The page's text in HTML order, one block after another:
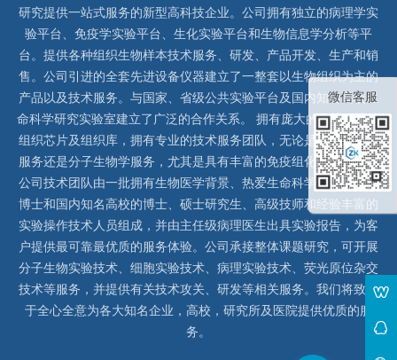
研究提供一站式服务的新型高科技企业。公司拥有独立的病理学实
验平台、免疫学实验平台、生化实验平台和生物信息学分析等平
台。提供各种组织生物样本技术服务、研发、产品开发、生产和销
售。公司引进的全套先进设备仪器建立了一整套以生物组织为主的
产品以及技术服务。与国家、省级公共实验平台及国内知名高校生
命科学研究实验室建立了广泛的合作关系。 拥有庞大的石蜡、冰冻
组织芯片及组织库，拥有专业的技术服务团队，无论是形态病理学
服务还是分子生物学服务，尤其是具有丰富的免疫组化实验经验，
公司技术团队由一批拥有生物医学背景、热爱生命科学研究的留美
博士和国内知名高校的博士、硕士研究生、高级技师和经验丰富的
实验操作技术人员组成，并由主任级病理医生出具实验报告，为客
户提供最可靠最优质的服务体验。公司承接整体课题研究，可开展
分子生物实验技术、细胞实验技术、病理实验技术、荧光原位杂交
技术等服务，并提供有关技术攻关、研发等相关服务。我们将致力
于全心全意为各大知名企业，高校，研究所及医院提供优质的服
务。
微信客服